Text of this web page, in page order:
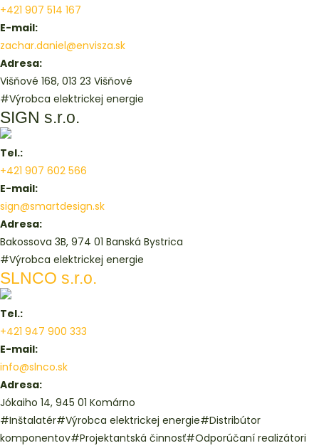
+421 907 514 167
E-mail:
zachar.daniel@envisza.sk
Adresa:
Višňové 168, 013 23 Višňové
#Výrobca elektrickej energie
SIGN s.r.o.
Tel.:
+421 907 602 566
E-mail:
sign@smartdesign.sk
Adresa:
Bakossova 3B, 974 01 Banská Bystrica
#Výrobca elektrickej energie
SLNCO s.r.o.
Tel.:
+421 947 900 333
E-mail:
info@slnco.sk
Adresa:
Jókaiho 14, 945 01 Komárno
#Inštalatér#Výrobca elektrickej energie#Distribútor
komponentov#Projektantská činnosť#Odporúčaní realizátori